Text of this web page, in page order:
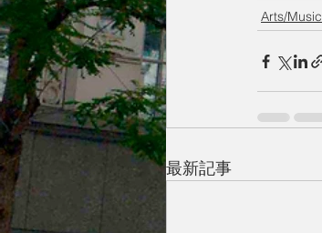
Arts/Music
最新記事